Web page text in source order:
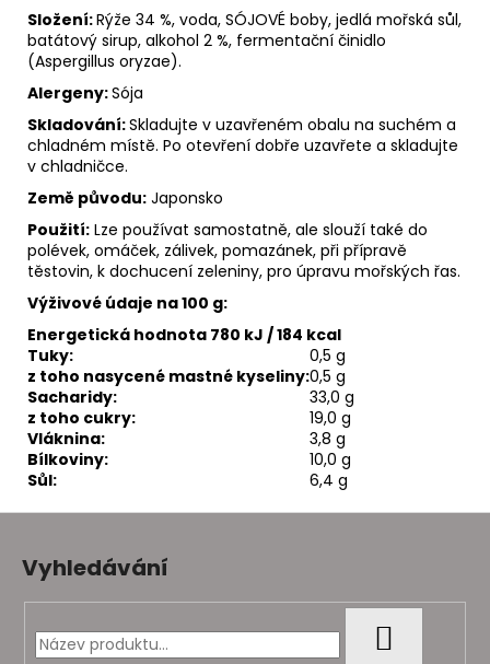
Složení:Rýže 34 %, voda, SÓJOVÉ boby, jedlá mořská sůl,
batátový sirup, alkohol 2 %, fermentační činidlo
(Aspergillus oryzae).
Alergeny:Sója
Skladování:Skladujte v uzavřeném obalu na suchém a
chladném místě. Po otevření dobře uzavřete a skladujte
v chladničce.
Země původu: Japonsko
Použití: Lze používat samostatně, ale slouží také do
polévek, omáček, zálivek, pomazánek, při přípravě
těstovin, k dochucení zeleniny, pro úpravu mořských řas.
Výživové údaje na 100 g:
Energetická hodnota 780 kJ / 184 kcal
Tuky:
0,5 g
z toho nasycené mastné kyseliny:0,5 g
Sacharidy:
33,0 g
z toho cukry:
19,0 g
Vláknina:
3,8 g
Bílkoviny:
10,0 g
Sůl:
6,4 g
Z
Vyhledávání